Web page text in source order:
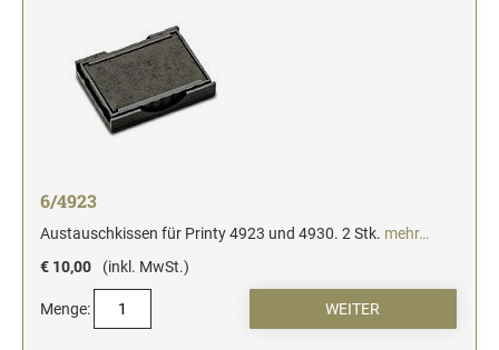
6/4923
Austauschkissen für Printy 4923 und 4930. 2 Stk. mehr…
€ 10,00
(inkl. MwSt.)
Menge: